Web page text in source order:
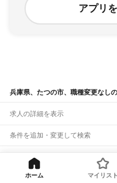
アプリ
兵庫県、たつの市、職種変更なし
求人の詳細を表示
条件を追加・変更して検索
市区町村を追加・変更
兵庫県
駅を追加・変更
関連キーワード
兵庫県 尼崎市 職種変更なし
バイトTOP たつの市
ホーム マイリスト